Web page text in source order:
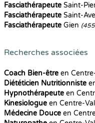
Fasciathérapeute Saint-
Fasciathérapeute Saint-
Fasciathérapeute Gien
Recherches associées
Coach Bien-être en
Diététicien Nutritionniste
Hypnothérapeute en
Kinesiologue en Centre-
Médecine Douce en